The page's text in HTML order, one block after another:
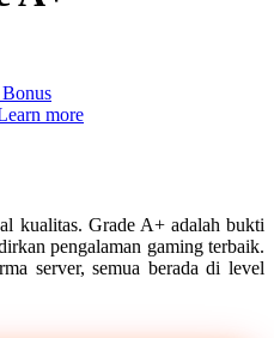
Bonus
more
kualitas. Grade A+ adalah bukti
pengalaman gaming terbaik.
server, semua berada di level